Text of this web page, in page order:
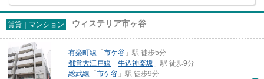
賃貸｜マンション ウィステリア市ヶ谷
有楽町線 「 市ケ谷 」駅 徒歩5分
都営大江戸線 「 牛込神楽坂 」駅 徒歩9分
総武線 「 市ケ谷 」駅 徒歩9分